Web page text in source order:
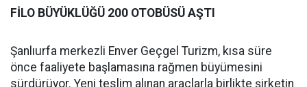
FİLO BÜYÜKLÜĞÜ 200 OTOBÜSÜ AŞTI
Şanlıurfa merkezli Enver Geçgel Turizm, kısa süre
önce faaliyete başlamasına rağmen büyümesini
sürdürüyor. Yeni teslim alınan araçlarla birlikte şirketin